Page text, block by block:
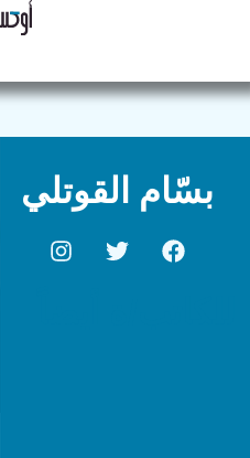
بسّام القوتلي